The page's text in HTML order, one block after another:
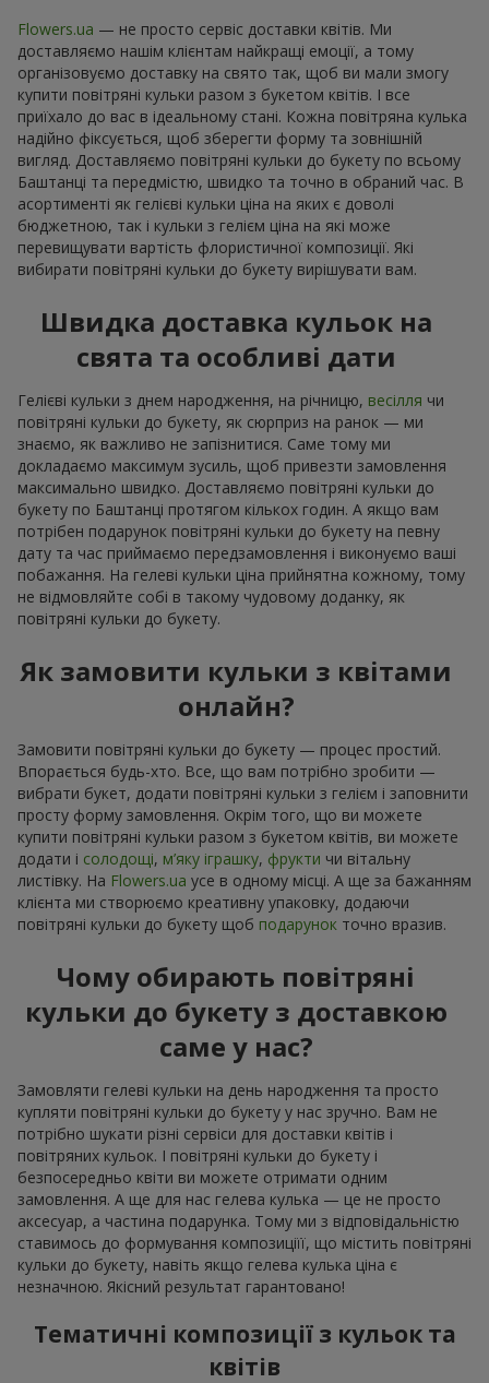
Flowers.ua — не просто сервіс доставки квітів. Ми
доставляємо нашім клієнтам найкращі емоції, а тому
організовуємо доставку на свято так, щоб ви мали змогу
купити повітряні кульки разом з букетом квітів. І все
приїхало до вас в ідеальному стані. Кожна повітряна кулька
надійно фіксується, щоб зберегти форму та зовнішній
вигляд. Доставляємо повітряні кульки до букету по всьому
Баштанці та передмістю, швидко та точно в обраний час. В
асортименті як гелієві кульки ціна на яких є доволі
бюджетною, так і кульки з гелієм ціна на які може
перевищувати вартість флористичної композиції. Які
вибирати повітряні кульки до букету вирішувати вам.
Швидка доставка кульок на
свята та особливі дати
Гелієві кульки з днем народження, на річницю, весілля чи
повітряні кульки до букету, як сюрприз на ранок — ми
знаємо, як важливо не запізнитися. Саме тому ми
докладаємо максимум зусиль, щоб привезти замовлення
максимально швидко. Доставляємо повітряні кульки до
букету по Баштанці протягом кількох годин. А якщо вам
потрібен подарунок повітряні кульки до букету на певну
дату та час приймаємо передзамовлення і виконуємо ваші
побажання. На гелеві кульки ціна прийнятна кожному, тому
не відмовляйте собі в такому чудовому доданку, як
повітряні кульки до букету.
Як замовити кульки з квітами
онлайн?
Замовити повітряні кульки до букету — процес простий.
Впорається будь-хто. Все, що вам потрібно зробити —
вибрати букет, додати повітряні кульки з гелієм і заповнити
просту форму замовлення. Окрім того, що ви можете
купити повітряні кульки разом з букетом квітів, ви можете
додати і солодощі, м’яку іграшку, фрукти чи вітальну
листівку. На Flowers.ua усе в одному місці. А ще за бажанням
клієнта ми створюємо креативну упаковку, додаючи
повітряні кульки до букету щоб подарунок точно вразив.
Чому обирають повітряні
кульки до букету з доставкою
саме у нас?
Замовляти гелеві кульки на день народження та просто
купляти повітряні кульки до букету у нас зручно. Вам не
потрібно шукати різні сервіси для доставки квітів і
повітряних кульок. І повітряні кульки до букету і
безпосередньо квіти ви можете отримати одним
замовлення. А ще для нас гелева кулька — це не просто
аксесуар, а частина подарунка. Тому ми з відповідальністю
ставимось до формування композиціїї, що містить повітряні
кульки до букету, навіть якщо гелева кулька ціна є
незначною. Якісний результат гарантовано!
Тематичні композиції з кульок та
квітів